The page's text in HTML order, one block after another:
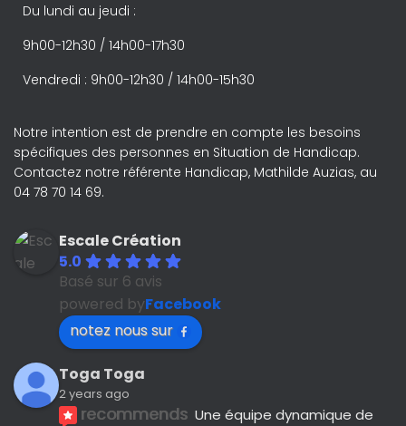
Du lundi au jeudi :
9h00-12h30 / 14h00-17h30
Vendredi : 9h00-12h30 / 14h00-15h30
Notre intention est de prendre en compte les besoins
spécifiques des personnes en Situation de Handicap.
Contactez notre référente Handicap, Mathilde Auzias, au
04 78 70 14 69.
Escale Création
5.0
Basé sur 6 avis
powered byFacebook
notez nous sur
Toga Toga
2 years ago
recommends Une équipe dynamique de